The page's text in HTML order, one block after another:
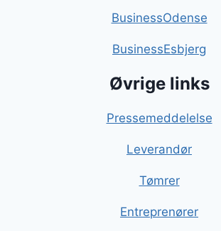
BusinessOdense
BusinessEsbjerg
Øvrige links
Pressemeddelelse
Leverandør
Tømrer
Entreprenører